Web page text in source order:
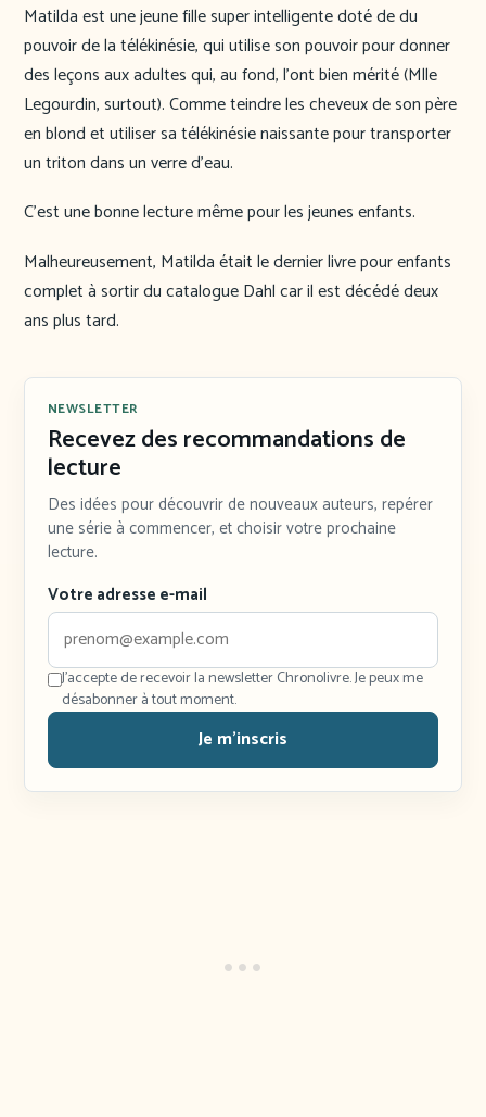
Matilda est une jeune fille super intelligente doté de du
pouvoir de la télékinésie, qui utilise son pouvoir pour donner
des leçons aux adultes qui, au fond, l’ont bien mérité (Mlle
Legourdin, surtout). Comme teindre les cheveux de son père
en blond et utiliser sa télékinésie naissante pour transporter
un triton dans un verre d’eau.
C’est une bonne lecture même pour les jeunes enfants.
Malheureusement, Matilda était le dernier livre pour enfants
complet à sortir du catalogue Dahl car il est décédé deux
ans plus tard.
NEWSLETTER
Recevez des recommandations de
lecture
Des idées pour découvrir de nouveaux auteurs, repérer
une série à commencer, et choisir votre prochaine
lecture.
Votre adresse e-mail
J'accepte de recevoir la newsletter Chronolivre. Je peux me
désabonner à tout moment.